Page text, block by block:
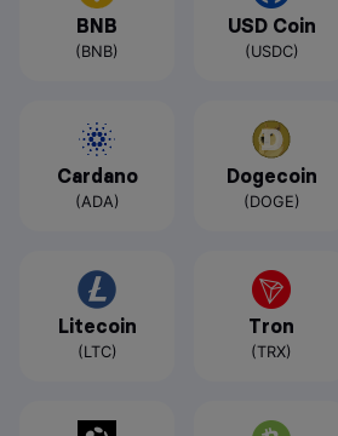
BNB
(BNB)
USD Coin
(USDC)
Cardano
(ADA)
Dogecoin
(DOGE)
Litecoin
(LTC)
Tron
(TRX)